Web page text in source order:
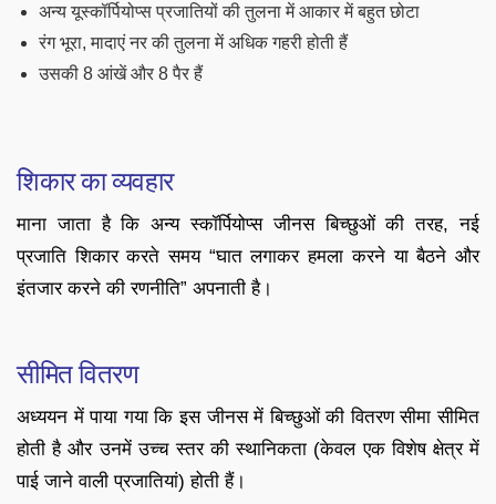
अन्य यूस्कॉर्पियोप्स प्रजातियों की तुलना में आकार में बहुत छोटा
रंग भूरा, मादाएं नर की तुलना में अधिक गहरी होती हैं
उसकी 8 आंखें और 8 पैर हैं
शिकार का व्यवहार
माना जाता है कि अन्य स्कॉर्पियोप्स जीनस बिच्छुओं की तरह, नई
प्रजाति शिकार करते समय “घात लगाकर हमला करने या बैठने और
इंतजार करने की रणनीति” अपनाती है।
सीमित वितरण
अध्ययन में पाया गया कि इस जीनस में बिच्छुओं की वितरण सीमा सीमित
होती है और उनमें उच्च स्तर की स्थानिकता (केवल एक विशेष क्षेत्र में
पाई जाने वाली प्रजातियां) होती हैं।